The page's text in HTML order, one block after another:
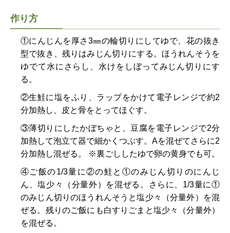
作り方
①にんじんを厚さ3㎜の輪切りにしてゆで、花の抜き
型で抜き、残りはみじん切りにする。ほうれんそうを
ゆでて水にさらし、水けをしぼってみじん切りにす
る。
②生鮭に塩をふり、ラップをかけて電子レンジで約2
分加熱し、皮と骨をとってほぐす。
③薄切りにしたかぼちゃと、豆腐を電子レンジで2分
加熱して泡立て器で細かくつぶす。Aを混ぜてさらに2
分加熱し混ぜる。 ※裏ごししたゆで卵の黄身でも可。
④ご飯の1/3量に②の鮭と①のみじん切りのにんじ
ん、塩少々（分量外）を混ぜる。さらに、1/3量に①
のみじん切りのほうれんそうと塩少々（分量外）を混
ぜる。残りのご飯にも白すりごまと塩少々（分量外）
を混ぜる。